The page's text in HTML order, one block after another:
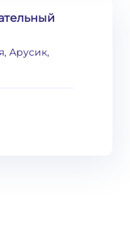
Арусик,